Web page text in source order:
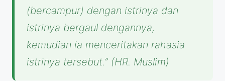
(bercampur) dengan istrinya dan
istrinya bergaul dengannya,
kemudian ia menceritakan rahasia
istrinya tersebut.” (HR. Muslim)